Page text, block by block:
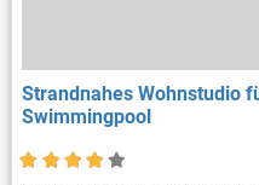
Strandnahes Wohnstudio
Swimmingpool